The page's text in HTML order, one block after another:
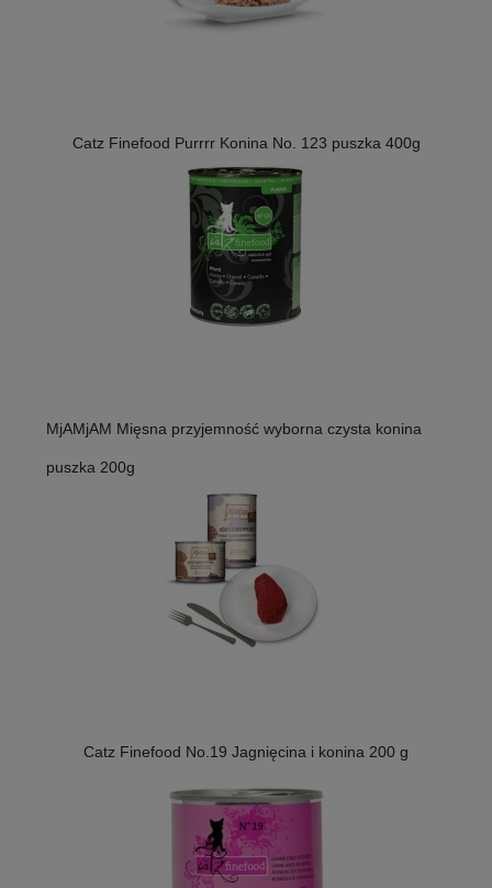
Catz Finefood Purrrr Konina No. 123 puszka 400g
MjAMjAM Mięsna przyjemność wyborna czysta konina
puszka 200g
Catz Finefood No.19 Jagnięcina i konina 200 g